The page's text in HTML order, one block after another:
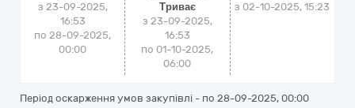
з 23-09-2025,
16:53
по 28-09-2025,
00:00
Триває
з 23-09-2025,
16:53
по 01-10-2025,
06:00
з 02-10-2025, 15:23
Період оскарження умов закупівлі - по 28-09-2025, 00:00